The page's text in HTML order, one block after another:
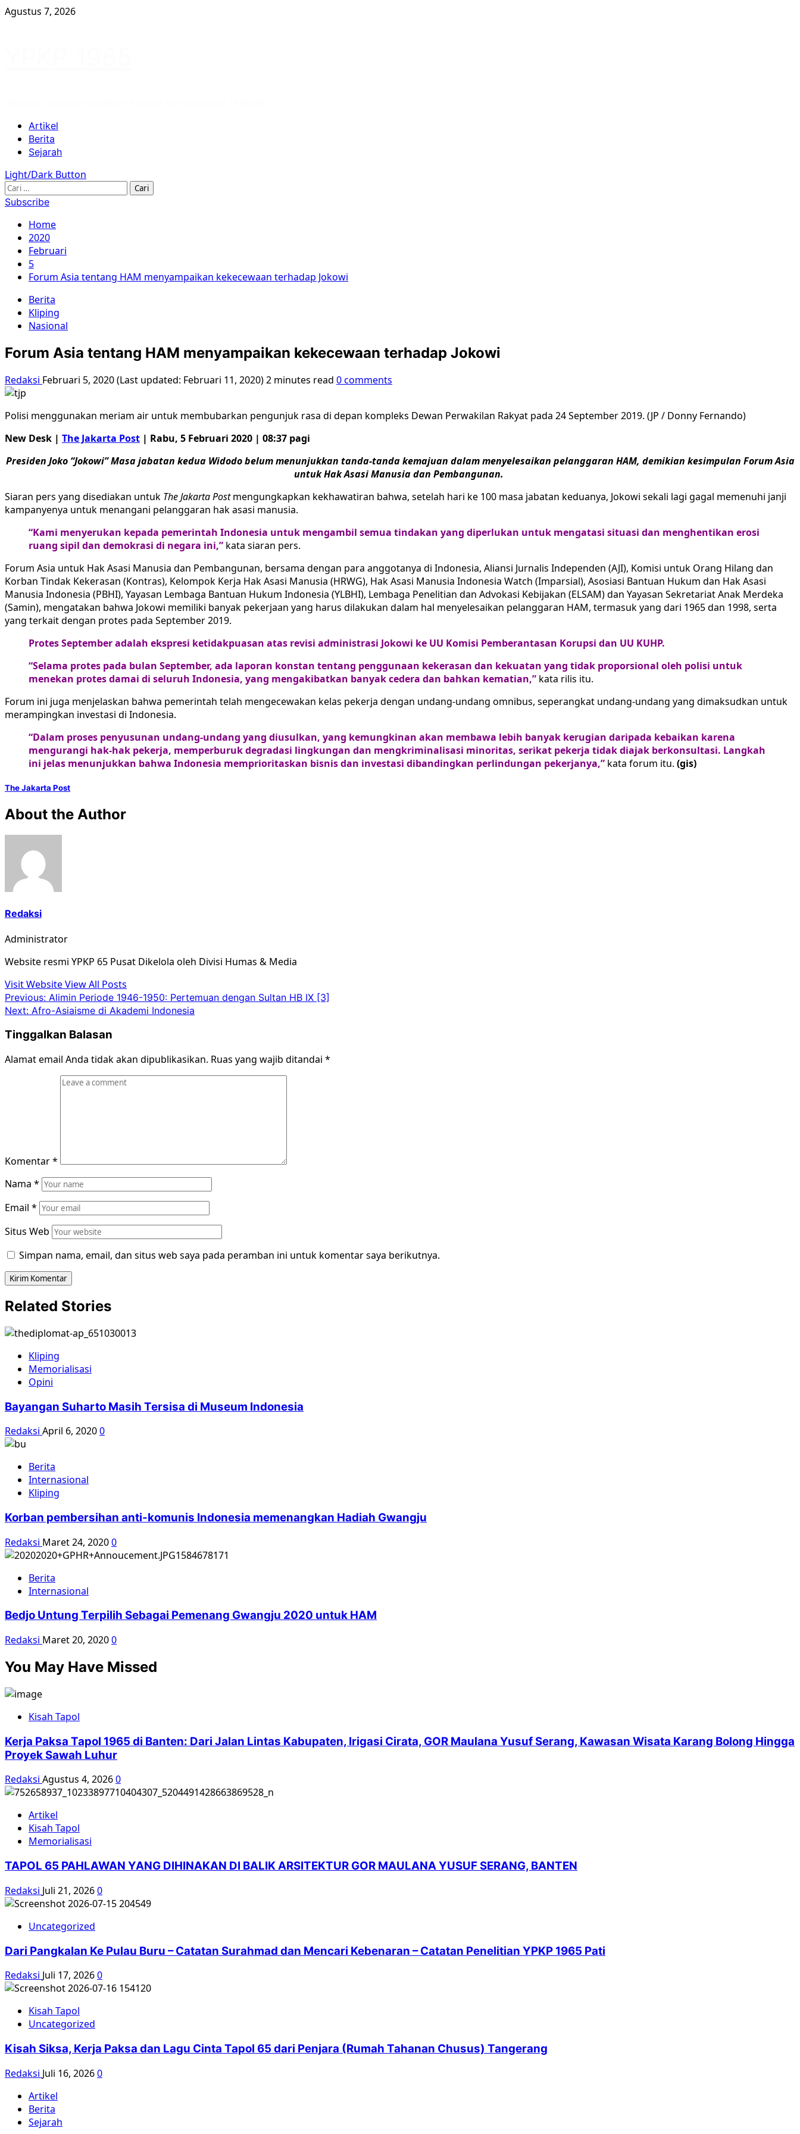
Skip
Agustus 7, 2026
Primary
Menu
Artikel
Berita
Sejarah
Light/Dark Button
Cari
untuk:
Subscribe
Home
2020
Februari
5
Forum Asia tentang HAM menyampaikan kekecewaan terhadap Jokowi
Berita
Kliping
Nasional
Forum Asia tentang HAM menyampaikan kekecewaan terhadap Jokowi
Redaksi Februari 5, 2020 (Last updated: Februari 11, 2020)2 minutes read 0 comments
Polisi menggunakan meriam air untuk membubarkan pengunjuk rasa di depan kompleks Dewan Perwakilan Rakyat pada 24 September 2019. (JP / Donny Fernando)
New Desk | The Jakarta Post | Rabu, 5 Februari 2020 | 08:37 pagi
Presiden Joko “Jokowi” Masa jabatan kedua Widodo belum menunjukkan tanda-tanda kemajuan dalam menyelesaikan pelanggaran HAM, demikian kesimpulan Forum Asia
untuk Hak Asasi Manusia dan Pembangunan.
Siaran pers yang disediakan untuk The Jakarta Postmengungkapkan kekhawatiran bahwa, setelah hari ke 100 masa jabatan keduanya, Jokowi sekali lagi gagal memenuhi janji
kampanyenya untuk menangani pelanggaran hak asasi manusia.
“Kami menyerukan kepada pemerintah Indonesia untuk mengambil semua tindakan yang diperlukan untuk mengatasi situasi dan menghentikan erosi
ruang sipil dan demokrasi di negara ini,” kata siaran pers.
Forum Asia untuk Hak Asasi Manusia dan Pembangunan, bersama dengan para anggotanya di Indonesia, Aliansi Jurnalis Independen (AJI), Komisi untuk Orang Hilang dan
Korban Tindak Kekerasan (Kontras), Kelompok Kerja Hak Asasi Manusia (HRWG), Hak Asasi Manusia Indonesia Watch (Imparsial), Asosiasi Bantuan Hukum dan Hak Asasi
Manusia Indonesia (PBHI), Yayasan Lembaga Bantuan Hukum Indonesia (YLBHI), Lembaga Penelitian dan Advokasi Kebijakan (ELSAM) dan Yayasan Sekretariat Anak Merdeka
(Samin), mengatakan bahwa Jokowi memiliki banyak pekerjaan yang harus dilakukan dalam hal menyelesaikan pelanggaran HAM, termasuk yang dari 1965 dan 1998, serta
yang terkait dengan protes pada September 2019.
Protes September adalah ekspresi ketidakpuasan atas revisi administrasi Jokowi ke UU Komisi Pemberantasan Korupsi dan UU KUHP.
“Selama protes pada bulan September, ada laporan konstan tentang penggunaan kekerasan dan kekuatan yang tidak proporsional oleh polisi untuk
menekan protes damai di seluruh Indonesia, yang mengakibatkan banyak cedera dan bahkan kematian,” kata rilis itu.
Forum ini juga menjelaskan bahwa pemerintah telah mengecewakan kelas pekerja dengan undang-undang omnibus, seperangkat undang-undang yang dimaksudkan untuk
merampingkan investasi di Indonesia.
“Dalam proses penyusunan undang-undang yang diusulkan, yang kemungkinan akan membawa lebih banyak kerugian daripada kebaikan karena
mengurangi hak-hak pekerja, memperburuk degradasi lingkungan dan mengkriminalisasi minoritas, serikat pekerja tidak diajak berkonsultasi. Langkah
ini jelas menunjukkan bahwa Indonesia memprioritaskan bisnis dan investasi dibandingkan perlindungan pekerjanya,” kata forum itu. (gis)
The Jakarta Post
About the Author
Redaksi
Administrator
Website resmi YPKP 65 Pusat Dikelola oleh Divisi Humas & Media
Visit WebsiteView All Posts
Post
navigation
Previous: Alimin Periode 1946-1950: Pertemuan dengan Sultan HB IX [3]
Next: Afro-Asiaisme di Akademi Indonesia
Tinggalkan Balasan
Alamat email Anda tidak akan dipublikasikan. Ruas yang wajib ditandai *
Komentar*
Nama *
Email *
Situs Web
Simpan nama, email, dan situs web saya pada peramban ini untuk komentar saya berikutnya.
Related Stories
Kliping
Memorialisasi
Opini
Bayangan Suharto Masih Tersisa di Museum Indonesia
Redaksi April 6, 20200
Berita
Internasional
Kliping
Korban pembersihan anti-komunis Indonesia memenangkan Hadiah Gwangju
Redaksi Maret 24, 20200
Berita
Internasional
Bedjo Untung Terpilih Sebagai Pemenang Gwangju 2020 untuk HAM
Redaksi Maret 20, 20200
You May Have Missed
Kisah Tapol
Kerja Paksa Tapol 1965 di Banten: Dari Jalan Lintas Kabupaten, Irigasi Cirata, GOR Maulana Yusuf Serang, Kawasan Wisata Karang Bolong Hingga
Proyek Sawah Luhur
Redaksi Agustus 4, 20260
Artikel
Kisah Tapol
Memorialisasi
TAPOL 65 PAHLAWAN YANG DIHINAKAN DI BALIK ARSITEKTUR GOR MAULANA YUSUF SERANG, BANTEN
Redaksi Juli 21, 20260
Uncategorized
Dari Pangkalan Ke Pulau Buru – Catatan Surahmad dan Mencari Kebenaran – Catatan Penelitian YPKP 1965 Pati
Redaksi Juli 17, 20260
Kisah Tapol
Uncategorized
Kisah Siksa, Kerja Paksa dan Lagu Cinta Tapol 65 dari Penjara (Rumah Tahanan Chusus) Tangerang
Redaksi Juli 16, 20260
Artikel
Berita
Sejarah